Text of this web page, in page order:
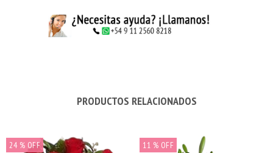
PRODUCTOS RELACIONADOS
24% OFF 11 % OFF